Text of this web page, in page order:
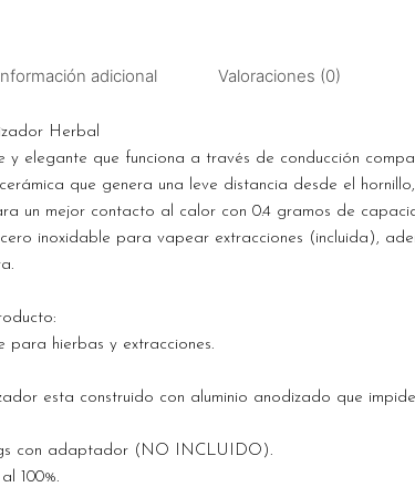
adicional Valoraciones (0)
Herbal
elegante que funciona a través de conducción
que genera una leve distancia desde el
un mejor contacto al calor con 0.4 gramos de
inoxidable para vapear extracciones (incluida),
hierbas y extracciones.
esta construido con aluminio anodizado que
con adaptador (NO INCLUIDO).
100%.